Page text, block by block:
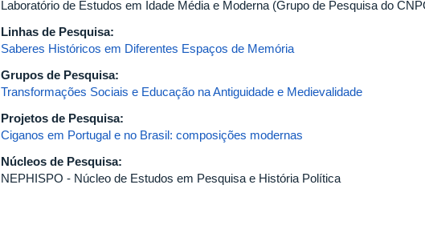
Laboratório de Estudos em Idade Média e Moderna (Grupo de Pesquisa do
Linhas de Pesquisa:
Saberes Históricos em Diferentes Espaços de Memória
Grupos de Pesquisa:
Transformações Sociais e Educação na Antiguidade e Medievalidade
Projetos de Pesquisa:
Ciganos em Portugal e no Brasil: composições modernas
Núcleos de Pesquisa:
NEPHISPO - Núcleo de Estudos em Pesquisa e História Política